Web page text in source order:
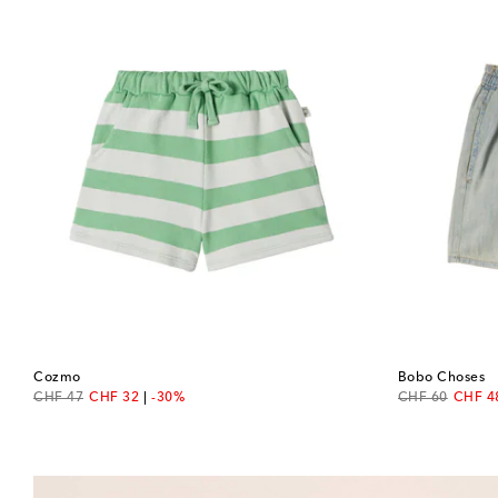
Cozmo
CHF 47
original price
CHF 32
discount price
-30%
Bobo Choses
CHF 60
original price
CHF